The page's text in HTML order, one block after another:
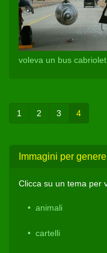
voleva un bus cabriolet
1 2 3 4
Immagini per genere
Clicca su un tema per
animali
cartelli